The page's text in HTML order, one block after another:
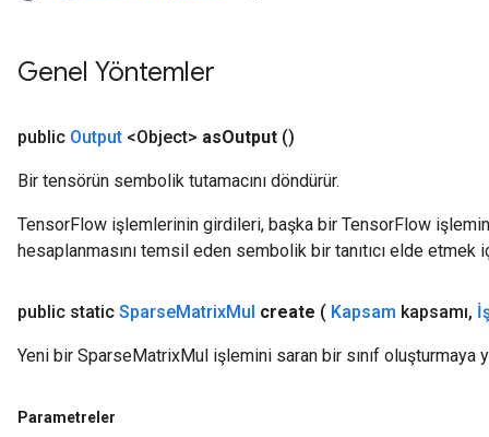
Genel Yöntemler
public Output <Object> asOutput ()
Bir tensörün sembolik tutamacını döndürür.
TensorFlow işlemlerinin girdileri, başka bir TensorFlow
hesaplanmasını temsil eden sembolik bir tanıtıcı elde etmek
public static SparseMatrixMul create ( Kapsam kapsamı,
Yeni bir SparseMatrixMul işlemini saran bir sınıf oluşturmaya
Parametreler